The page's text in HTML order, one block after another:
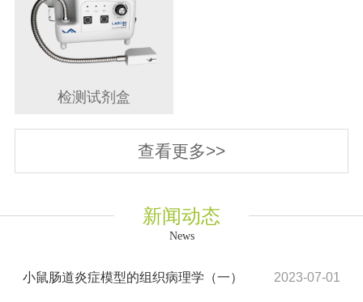
检测试剂盒
查看更多>>
新闻动态
News
小鼠肠道炎症模型的组织病理学（一） 2023-07-01